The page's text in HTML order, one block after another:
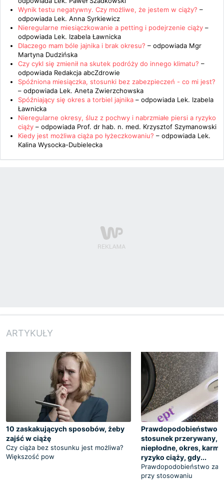
Wynik testu negatywny. Czy możliwe, że jestem w ciąży? –
odpowiada Lek. Anna Syrkiewicz
Nieregularne miesiączkowanie a petting i podejrzenie ciąży –
odpowiada Lek. Izabela Ławnicka
Dlaczego mam bóle jajnika i brak okresu? – odpowiada Mgr
Martyna Dudzińska
Czy cykl się zmienił na skutek podróży do innego klimatu? –
odpowiada Redakcja abcZdrowie
Spóźniona miesiączka, stosunki bez zabezpieczeń - co mi jest?
– odpowiada Lek. Aneta Zwierzchowska
Spóźniający się okres a torbiel jajnika – odpowiada Lek. Izabela
Ławnicka
Nieregularne okresy, śluz z pochwy i nabrzmiałe piersi a ryzyko
ciąży – odpowiada Prof. dr hab. n. med. Krzysztof Szymanowski
Kiedy jest możliwa ciąża po łyżeczkowaniu? – odpowiada Lek.
Kalina Wysocka-Dubielecka
ARTYKUŁY
10 zaskakujących sposobów, żeby
zajść w ciążę
Czy ciąża bez stosunku jest możliwa?
Większość pow
Prawdopodobieństwo
stosunek przerywany,
niepłodne, okres,
ryzyko ciąży, gdy...
Prawdopodobieństwo
przy stosowaniu